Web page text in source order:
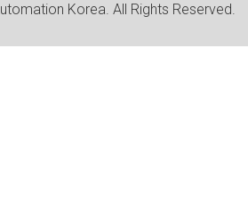
Korea. All Rights Reserved.